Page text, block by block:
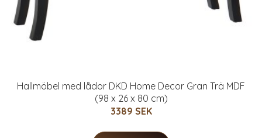
Hallmöbel med lådor DKD Home Decor Gran Trä MDF
(98 x 26 x 80 cm)
3389 SEK